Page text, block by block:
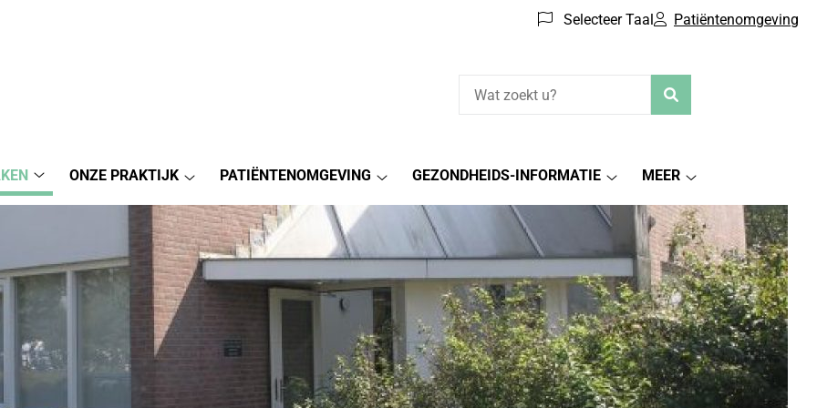
Selecteer Taal Patiëntenomgeving
Afspraak
maken
ONZE PRAKTIJK
Praktijk
submenu
PATIËNTENOMGEVING
submenu
GEZONDHEIDS-INFORMATIE
informatie
submenu
MEER
submenu